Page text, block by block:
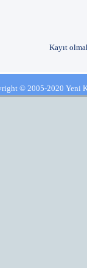
Kayıt
© 2005-2020 Yeni